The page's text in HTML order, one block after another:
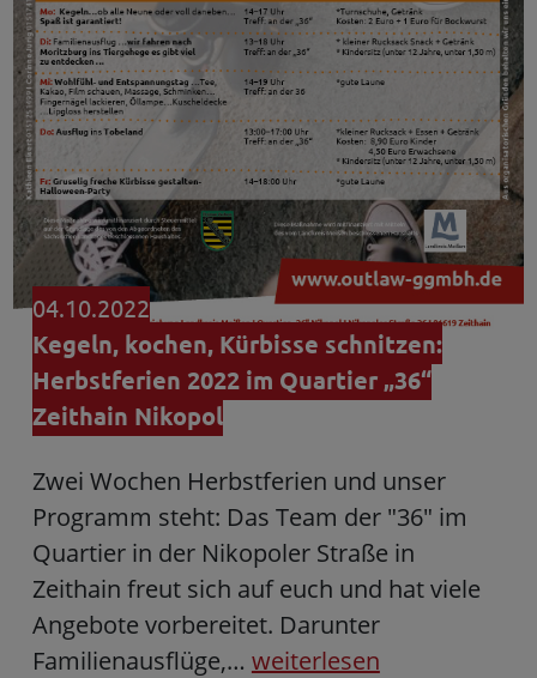
04.10.2022
Kegeln, kochen, Kürbisse schnitzen:
Herbstferien 2022 im Quartier „36“
Zeithain Nikopol
Zwei Wochen Herbstferien und unser
Programm steht: Das Team der "36" im
Quartier in der Nikopoler Straße in
Zeithain freut sich auf euch und hat viele
Angebote vorbereitet. Darunter
Familienausflüge,… weiterlesen